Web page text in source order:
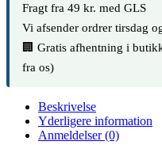
Fragt fra 49 kr. med GLS
Vi afsender ordrer tirsdag
🏢 Gratis afhentning i
fra os)
Beskrivelse
Yderligere information
Anmeldelser (0)